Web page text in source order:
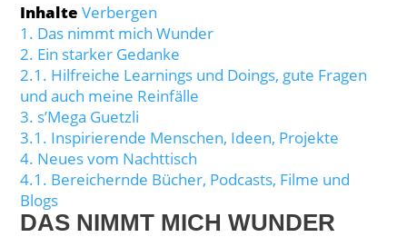
Inhalte Verbergen
1. Das nimmt mich Wunder
2. Ein starker Gedanke
2.1. Hilfreiche Learnings und Doings, gute Fragen
und auch meine Reinfälle
3. s’Mega Guetzli
3.1. Inspirierende Menschen, Ideen, Projekte
4. Neues vom Nachttisch
4.1. Bereichernde Bücher, Podcasts, Filme und
Blogs
DAS NIMMT MICH WUNDER